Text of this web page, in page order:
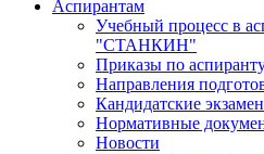
Аспирантам
Учебный процесс в
"СТАНКИН"
Приказы по
Направления
Кандидатские
Нормативные
Новости